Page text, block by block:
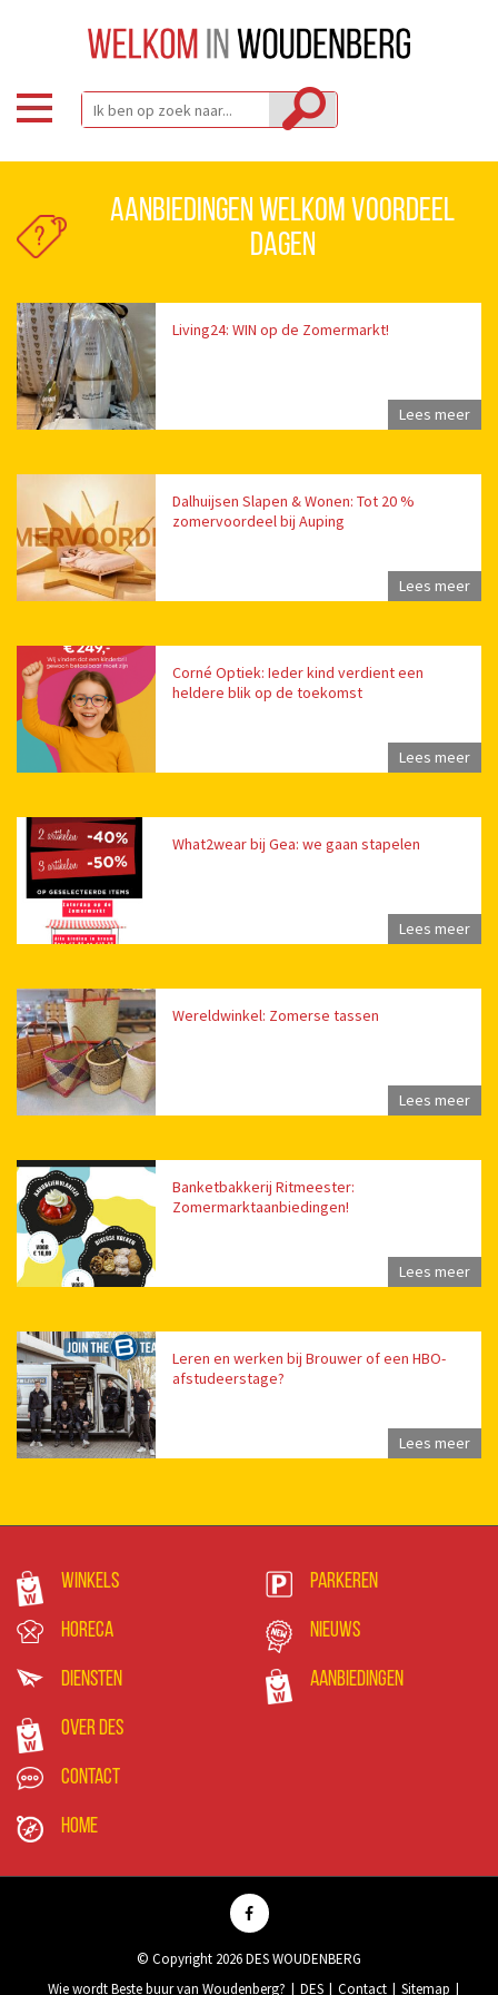
Aanbiedingen Welkom Voordeel
Dagen
Living24: WIN op de Zomermarkt!
Lees meer
Dalhuijsen Slapen & Wonen: Tot 20 %
zomervoordeel bij Auping
Lees meer
Corné Optiek: Ieder kind verdient een
heldere blik op de toekomst
Lees meer
What2wear bij Gea: we gaan stapelen
Lees meer
Wereldwinkel: Zomerse tassen
Lees meer
Banketbakkerij Ritmeester:
Zomermarktaanbiedingen!
Lees meer
Leren en werken bij Brouwer of een HBO-
afstudeerstage?
Lees meer
Winkels
Horeca
Diensten
Parkeren
Nieuws
Aanbiedingen
Over DES
Contact
Home
© Copyright 2026 DES WOUDENBERG
Wie wordt Beste buur van Woudenberg?
DES Contact Sitemap